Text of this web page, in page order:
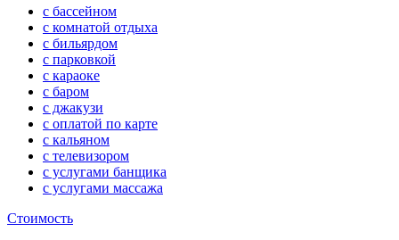
с бассейном
с комнатой отдыха
с бильярдом
с парковкой
с караоке
с баром
с джакузи
с оплатой по карте
с кальяном
с телевизором
с услугами банщика
с услугами массажа
Стоимость